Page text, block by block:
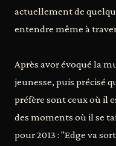
actuellement de
entendre même à
Après avor évoqué la
jeunesse, puis précisé
préfère sont ceux où il
des moments où il se
pour 2013 : "Edge va